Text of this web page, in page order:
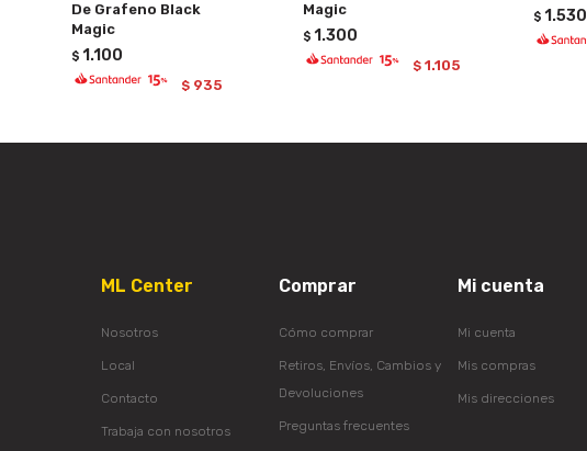
De Grafeno Black
Magic
$ 1.100
$ 935
Magic
$ 1.300
$ 1.105
$ 1.530
ML Center
Nosotros
Local
Contacto
Trabaja con nosotros
Comprar
Cómo comprar
Retiros, Envíos, Cambios y
Devoluciones
Preguntas frecuentes
Mi cuenta
Mi cuenta
Mis compras
Mis direcciones